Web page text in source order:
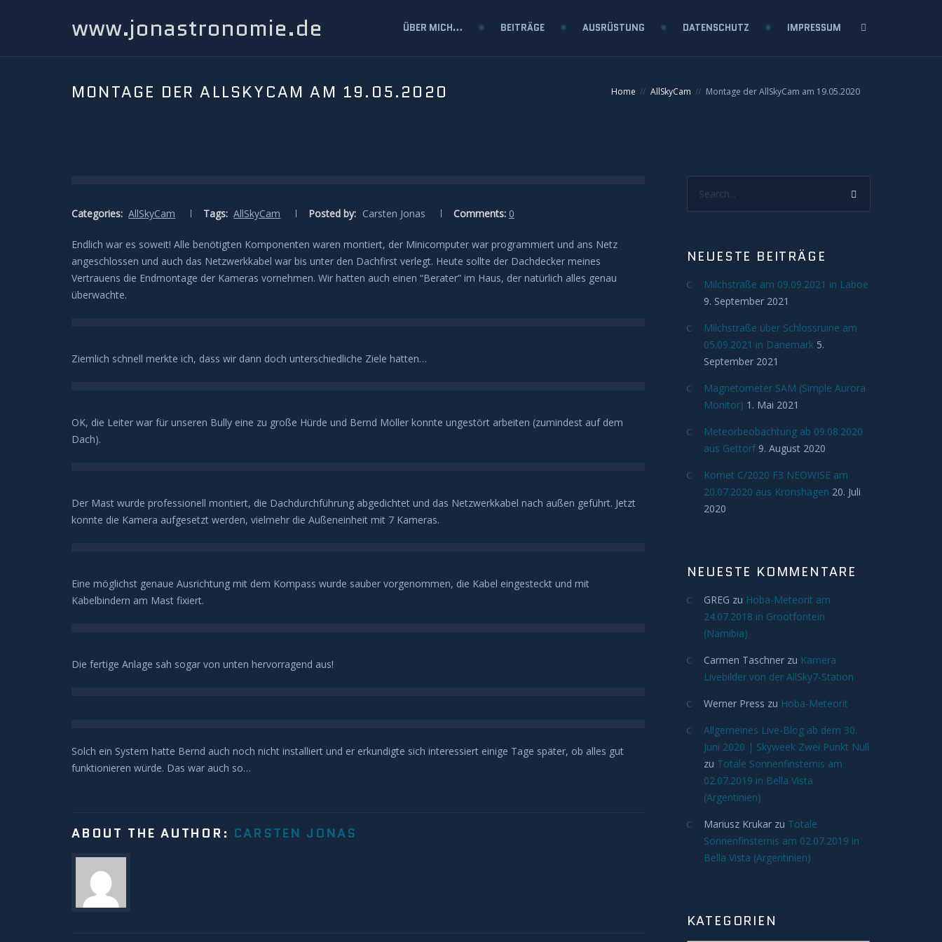
www.jonastronomie.de ÜBER MICH… BEITRÄGE AUSRÜSTUNG DATENSCHUTZ IMPRESSUM
MONTAGE DER ALLSKYCAM AM 19.05.2020 Home AllSkyCam Montage der AllSkyCam am 19.05.2020
Categories: AllSkyCam Tags: AllSkyCam Posted by: Carsten Jonas Comments: 0
Endlich war es soweit! Alle benötigten Komponenten waren montiert, der Minicomputer war programmiert und ans Netz
angeschlossen und auch das Netzwerkkabel war bis unter den Dachfirst verlegt. Heute sollte der Dachdecker meines
Vertrauens die Endmontage der Kameras vornehmen. Wir hatten auch einen “Berater” im Haus, der natürlich alles genau
überwachte.
Ziemlich schnell merkte ich, dass wir dann doch unterschiedliche Ziele hatten…
OK, die Leiter war für unseren Bully eine zu große Hürde und Bernd Möller konnte ungestört arbeiten (zumindest auf dem
Dach).
Der Mast wurde professionell montiert, die Dachdurchführung abgedichtet und das Netzwerkkabel nach außen geführt. Jetzt
konnte die Kamera aufgesetzt werden, vielmehr die Außeneinheit mit 7 Kameras.
Eine möglichst genaue Ausrichtung mit dem Kompass wurde sauber vorgenommen, die Kabel eingesteckt und mit
Kabelbindern am Mast fixiert.
Die fertige Anlage sah sogar von unten hervorragend aus!
Solch ein System hatte Bernd auch noch nicht installiert und er erkundigte sich interessiert einige Tage später, ob alles gut
funktionieren würde. Das war auch so…
ABOUT THE AUTHOR: CARSTEN JONAS
NEUESTE BEITRÄGE
Milchstraße am 09.09.2021 in Laboe
9. September 2021
Milchstraße über Schlossruine am
05.09.2021 in Dänemark 5.
September 2021
Magnetometer SAM (Simple Aurora
Monitor) 1. Mai 2021
Meteorbeobachtung ab 09.08.2020
aus Gettorf 9. August 2020
Komet C/2020 F3 NEOWISE am
20.07.2020 aus Kronshagen 20. Juli
2020
NEUESTE KOMMENTARE
GREG zu Hoba-Meteorit am
24.07.2018 in Grootfontein
(Namibia)
Carmen Taschnerzu Kamera
Livebilder von der AllSky7-Station
Werner Press zu Hoba-Meteorit
Allgemeines Live-Blog ab dem 30.
Juni 2020 | Skyweek Zwei Punkt Null
zu Totale Sonnenfinsternis am
02.07.2019 in Bella Vista
(Argentinien)
Mariusz Krukarzu Totale
Sonnenfinsternis am 02.07.2019 in
Bella Vista (Argentinien)
KATEGORIEN